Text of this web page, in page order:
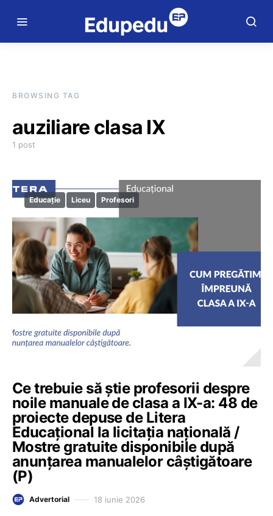
BROWSING TAG
auziliare clasa IX
1 post
Educație Liceu Profesori
Ce trebuie să știe profesorii despre
noile manuale de clasa a IX-a: 48 de
proiecte depuse de Litera
Educațional la licitația națională /
Mostre gratuite disponibile după
anunțarea manualelor câștigătoare
(P)
Advertorial 18 iunie 2026